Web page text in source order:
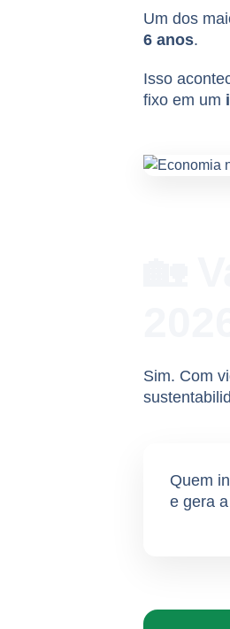
Um dos
6 anos.
Isso
fixo em um
Sim. Com
Quem
e gera